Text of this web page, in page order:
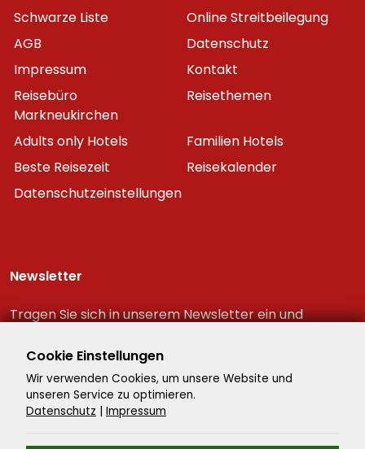
Schwarze Liste
Online Streitbeilegung
AGB
Datenschutz
Impressum
Kontakt
Reisebüro
Markneukirchen
Reisethemen
Adults only Hotels
Familien Hotels
Beste Reisezeit
Reisekalender
Datenschutzeinstellungen
Newsletter
Tragen Sie sich in unserem Newsletter ein und
Reiseschnäppchen!
Cookie Einstellungen
Wir verwenden Cookies, um unsere Website und
unseren Service zu optimieren.
Datenschutz | Impressum